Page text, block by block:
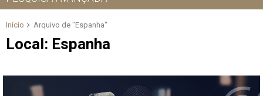
Início Arquivo de "Espanha"
Local: Espanha